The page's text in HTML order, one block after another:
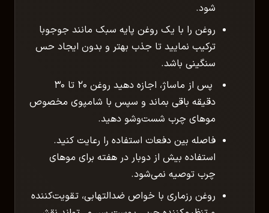
شود.
روغن را با یک روغن پایه سبک مانند جوجوبا
ترکیب نمایید تا جذب بهتر و بدون ایجاد حس
سنگینی باشد.
پس از ماساژ، اجازه دهید روغن ۲۰ تا ۳۰
دقیقه باقی بماند و سپس با شامپوی مخصوص
موهای چرب شست‌وشو دهید.
فاصله بین دفعات استفاده را رعایت کنید.
استفاده بیش از دوبار در هفته برای موهای
چرب توصیه نمی‌شود.
روغن رزماری با خواص ضدالتهابی، تقویت‌کننده